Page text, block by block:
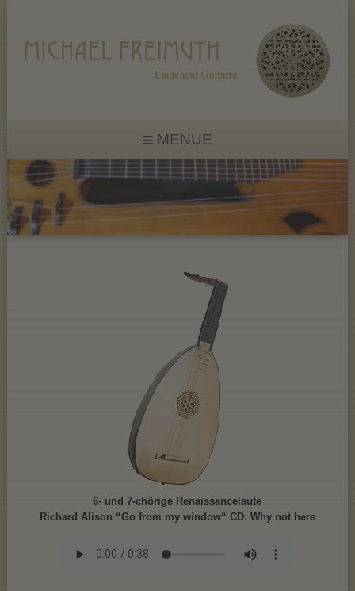
MENUE
6- und 7-chörige Renaissancelaute
Richard Alison “Go from my window“ CD: Why not here